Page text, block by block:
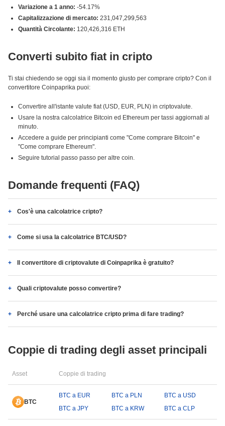
Variazione a 1 anno: -54.17%
Capitalizzazione di mercato: 231,047,299,563
Quantità Circolante: 120,426,316 ETH
Converti subito fiat in cripto
Ti stai chiedendo se oggi sia il momento giusto per comprare cripto? Con il
convertitore Coinpaprika puoi:
Convertire all'istante valute fiat (USD, EUR, PLN) in criptovalute.
Usare la nostra calcolatrice Bitcoin ed Ethereum per tassi aggiornati al
minuto.
Accedere a guide per principianti come "Come comprare Bitcoin" e
"Come comprare Ethereum".
Seguire tutorial passo passo per altre coin.
Domande frequenti (FAQ)
Cos'è una calcolatrice cripto?
Come si usa la calcolatrice BTC/USD?
Il convertitore di criptovalute di Coinpaprika è gratuito?
Quali criptovalute posso convertire?
Perché usare una calcolatrice cripto prima di fare trading?
Coppie di trading degli asset principali
Asset Coppie di trading
BTC
BTC a EUR BTC a PLN
BTC a USD
BTC a JPY
BTC a KRW BTC a CLP